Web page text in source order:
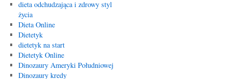
dieta odchudzająca i zdrowy styl
życia
Dieta Online
Dietetyk
dietetyk na start
Dietetyk Online
Dinozaury Ameryki Południowej
Dinozaury kredy